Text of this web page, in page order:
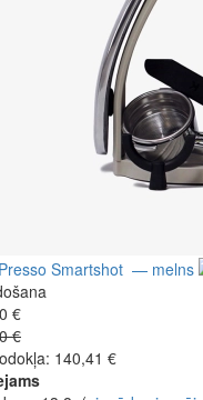
€
€
140,41 €